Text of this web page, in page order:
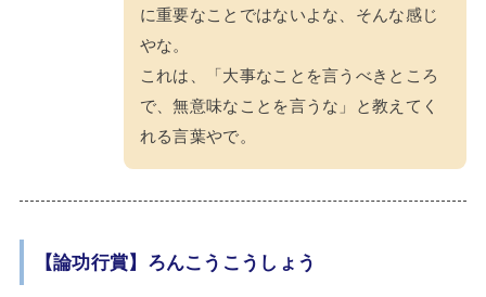
に重要なことではないよな、そんな感じ
やな。
これは、「大事なことを言うべきところ
で、無意味なことを言うな」と教えてく
れる言葉やで。
【論功行賞】ろんこうこうしょう